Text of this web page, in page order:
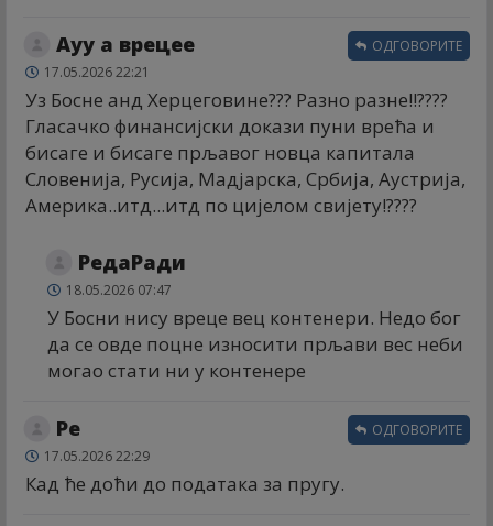
Ауу а врецее
17.05.2026 22:21
Уз Босне анд Херцеговине??? Разно разне!!????
Гласачко финансијски докази пуни врећа и
бисаге и бисаге прљавог новца капитала
Словенија, Русија, Мадјарска, Србија, Аустрија,
Америка..итд...итд по цијелом свијету!????
ОДГОВОРИТЕ
РедаРади
18.05.2026 07:47
У Босни нису вреце вец контенери. Недо бог
да се овде поцне износити прљави вес неби
могао стати ни у контенере
Ре
17.05.2026 22:29
Кад ће доћи до података за пругу.
ОДГОВОРИТЕ